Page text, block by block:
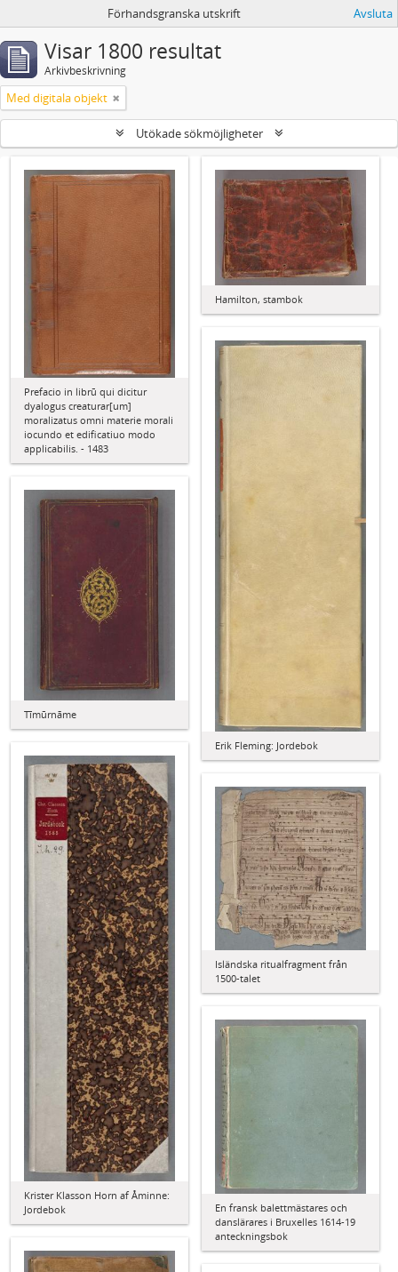
Förhandsgranska utskrift Avsluta
Visar 1800 resultat
Arkivbeskrivning
Med digitala objekt
Utökade sökmöjligheter
Prefacio in librū qui dicitur
dyalogus creaturar[um]
moralizatus omni materie morali
iocundo et edificatiuo modo
applicabilis. - 1483
Hamilton, stambok
Erik Fleming: Jordebok
Tīmūrnāme
Krister Klasson Horn af Åminne:
Jordebok
Isländska ritualfragment från
1500-talet
En fransk balettmästares och
danslärares i Bruxelles 1614-19
anteckningsbok